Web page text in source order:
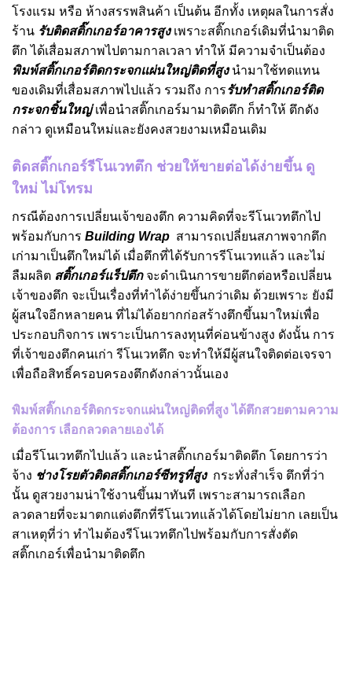
โรงแรม หรือ ห้างสรรพสินค้า เป็นต้น อีกทั้ง เหตุผลในการสั่ง
ร้าน รับติดสติ๊กเกอร์อาคารสูง เพราะสติ๊กเกอร์เดิมที่นำมาติด
ตึก ได้เสื่อมสภาพไปตามกาลเวลา ทำให้ มีความจำเป็นต้อง
พิมพ์สติ๊กเกอร์ติดกระจกแผ่นใหญ่ติดที่สูง นำมาใช้ทดแทน
ของเดิมที่เสื่อมสภาพไปแล้ว รวมถึง การรับทำสติ๊กเกอร์ติด
กระจกชิ้นใหญ่ เพื่อนำสติ๊กเกอร์มามาติดตึก ก็ทำให้ ตึกดัง
กล่าว ดูเหมือนใหม่และยังคงสวยงามเหมือนเดิม
ติดสติ๊กเกอร์รีโนเวทตึก ช่วยให้ขายต่อได้ง่ายขึ้น ดู
ใหม่ ไม่โทรม
กรณีต้องการเปลี่ยนเจ้าของตึก ความคิดที่จะรีโนเวทตึกไป
พร้อมกับการ Building Wrap สามารถเปลี่ยนสภาพจากตึก
เก่ามาเป็นตึกใหม่ได้ เมื่อตึกที่ได้รับการรีโนเวทแล้ว และไม่
ลืมผลิต สติ๊กเกอร์แร็ปตึก จะดำเนินการขายตึกต่อหรือเปลี่ยน
เจ้าของตึก จะเป็นเรื่องที่ทำได้ง่ายขึ้นกว่าเดิม ด้วยเพราะ ยังมี
ผู้สนใจอีกหลายคน ที่ไม่ได้อยากก่อสร้างตึกขึ้นมาใหม่เพื่อ
ประกอบกิจการ เพราะเป็นการลงทุนที่ค่อนข้างสูง ดังนั้น การ
ที่เจ้าของตึกคนเก่า รีโนเวทตึก จะทำให้มีผู้สนใจติดต่อเจรจา
เพื่อถือสิทธิ์ครอบครองตึกดังกล่าวนั้นเอง
พิมพ์สติ๊กเกอร์ติดกระจกแผ่นใหญ่ติดที่สูง ได้ตึกสวยตามความ
ต้องการ เลือกลวดลายเองได้
เมื่อรีโนเวทตึกไปแล้ว และนำสติ๊กเกอร์มาติดตึก โดยการว่า
จ้าง ช่างโรยตัวติดสติ๊กเกอร์ซีทรูที่สูง กระทั่งสำเร็จ ตึกที่ว่า
นั้น ดูสวยงามน่าใช้งานขึ้นมาทันที เพราะสามารถเลือก
ลวดลายที่จะมาตกแต่งตึกที่รีโนเวทแล้วได้โดยไม่ยาก เลยเป็น
สาเหตุที่ว่า ทำไมต้องรีโนเวทตึกไปพร้อมกับการสั่งตัด
สติ๊กเกอร์เพื่อนำมาติดตึก